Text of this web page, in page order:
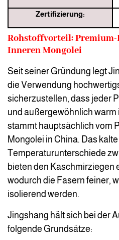
Zertifizierung:
Rohstoffvorteil:
Inneren Mongolei
Seit seiner Gründung legt
die Verwendung
sicherzustellen, dass jeder
und außergewöhnlich warm
stammt hauptsächlich vom
Mongolei in China. Das
Temperaturunterschiede
bieten den Kaschmirziegen
wodurch die Fasern feiner,
isolierend werden.
Jingshang hält sich bei der
folgende Grundsätze: